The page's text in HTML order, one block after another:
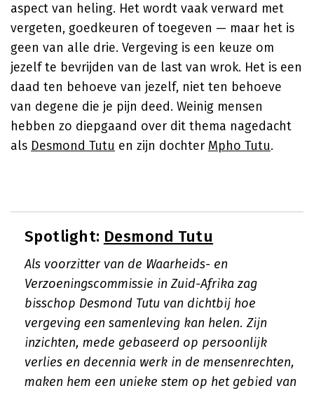
aspect van heling. Het wordt vaak verward met
vergeten, goedkeuren of toegeven — maar het is
geen van alle drie. Vergeving is een keuze om
jezelf te bevrijden van de last van wrok. Het is een
daad ten behoeve van jezelf, niet ten behoeve
van degene die je pijn deed. Weinig mensen
hebben zo diepgaand over dit thema nagedacht
als Desmond Tutu en zijn dochter Mpho Tutu.
Spotlight: Desmond Tutu
Als voorzitter van de Waarheids- en
Verzoeningscommissie in Zuid-Afrika zag
bisschop Desmond Tutu van dichtbij hoe
vergeving een samenleving kan helen. Zijn
inzichten, mede gebaseerd op persoonlijk
verlies en decennia werk in de mensenrechten,
maken hem een unieke stem op het gebied van